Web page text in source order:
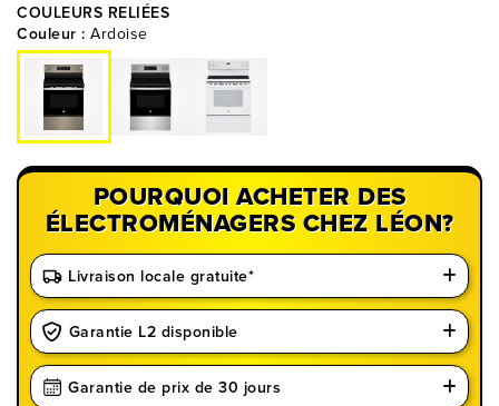
COULEURS RELIÉES
Couleur : Ardoise
POURQUOI ACHETER DES
ÉLECTROMÉNAGERS CHEZ LÉON?
Livraison locale gratuite*
Garantie L2 disponible
Garantie de prix de 30 jours